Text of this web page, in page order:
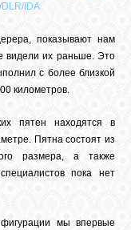
IDA
показывают нам
видели их раньше. Это
с более близкой
километров.
пятен находятся в
Пятна состоят из
размера, а также
пока нет
мы впервые